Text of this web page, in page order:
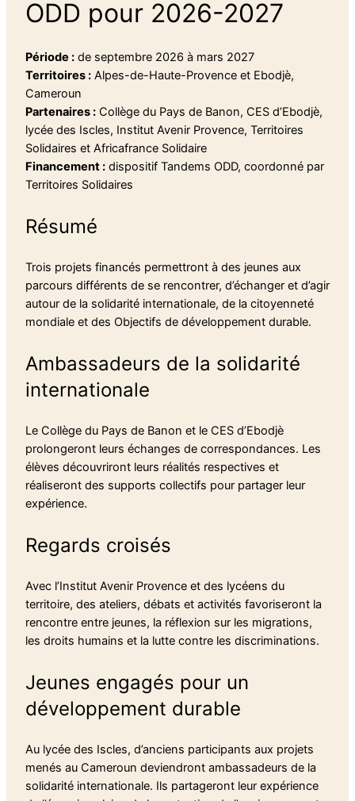
ODD pour 2026-2027
Période : de septembre 2026 à mars 2027
Territoires : Alpes-de-Haute-Provence et Ebodjè,
Cameroun
Partenaires : Collège du Pays de Banon, CES d’Ebodjè,
lycée des Iscles, Institut Avenir Provence, Territoires
Solidaires et Africafrance Solidaire
Financement : dispositif Tandems ODD, coordonné par
Territoires Solidaires
Résumé
Trois projets financés permettront à des jeunes aux
parcours différents de se rencontrer, d’échanger et d’agir
autour de la solidarité internationale, de la citoyenneté
mondiale et des Objectifs de développement durable.
Ambassadeurs de la solidarité
internationale
Le Collège du Pays de Banon et le CES d’Ebodjè
prolongeront leurs échanges de correspondances. Les
élèves découvriront leurs réalités respectives et
réaliseront des supports collectifs pour partager leur
expérience.
Regards croisés
Avec l’Institut Avenir Provence et des lycéens du
territoire, des ateliers, débats et activités favoriseront la
rencontre entre jeunes, la réflexion sur les migrations,
les droits humains et la lutte contre les discriminations.
Jeunes engagés pour un
développement durable
Au lycée des Iscles, d’anciens participants aux projets
menés au Cameroun deviendront ambassadeurs de la
solidarité internationale. Ils partageront leur expérience